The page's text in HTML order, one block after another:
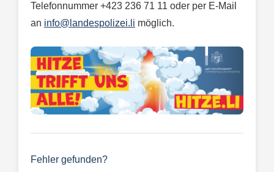
Telefonnummer +423 236 71 11 oder per E-Mail
an info@landespolizei.li möglich.
Fehler gefunden?